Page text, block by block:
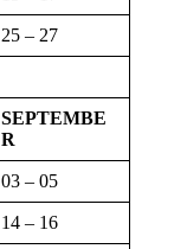
25 – 27
SEPTEMBE
R
03 – 05
14 – 16